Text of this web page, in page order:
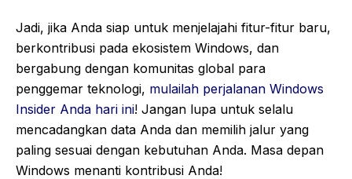
Jadi, jika Anda siap untuk menjelajahi fitur-fitur baru,
berkontribusi pada ekosistem Windows, dan
bergabung dengan komunitas global para
penggemar teknologi, mulailah perjalanan Windows
Insider Anda hari ini! Jangan lupa untuk selalu
mencadangkan data Anda dan memilih jalur yang
paling sesuai dengan kebutuhan Anda. Masa depan
Windows menanti kontribusi Anda!